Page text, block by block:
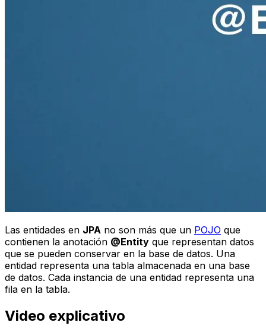
Las entidades en JPA no son más que un POJO que
contienen la anotación @Entity que representan datos
que se pueden conservar en la base de datos. Una
entidad representa una tabla almacenada en una base
de datos. Cada instancia de una entidad representa una
fila en la tabla.
Video explicativo